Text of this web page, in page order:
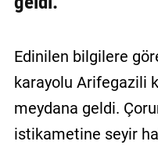
Sözleşmesi
Kullanıcı
Sözleşmesi
Edinilen bilgilere
karayolu Arifegazili
meydana geldi.
istikametine seyir